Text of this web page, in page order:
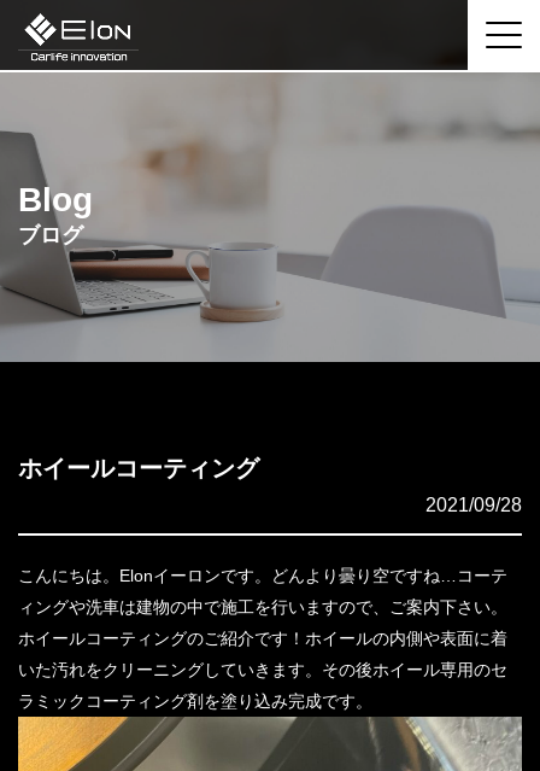
Blog
ブログ
ホイールコーティング
2021/09/28
こんにちは。Elonイーロンです。どんより曇り空ですね…コーテ
ィングや洗車は建物の中で施工を行いますので、ご案内下さい。
ホイールコーティングのご紹介です！ホイールの内側や表面に着
いた汚れをクリーニングしていきます。その後ホイール専用のセ
ラミックコーティング剤を塗り込み完成です。